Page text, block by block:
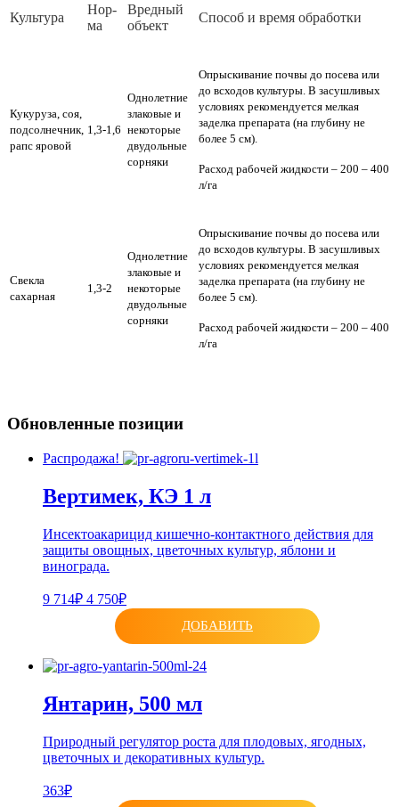
Куль­ту­ра
Нор­
ма
Вред­ный
объ­ект
Спо­соб и вре­мя об­ра­бот­ки
Кукуруза, соя,
подсолнечник,
рапс яровой
1,3-1,6
Однолетние
злаковые и
некоторые
двудольные
сорняки
Опрыскивание почвы до посева или
до всходов культуры. В засушливых
условиях рекомендуется мелкая
заделка препарата (на глубину не
более 5 см).
Расход рабочей жидкости – 200 – 400
л/га
Свекла
сахарная
1,3-2
Однолетние
злаковые и
некоторые
двудольные
сорняки
Опрыскивание почвы до посева или
до всходов культуры. В засушливых
условиях рекомендуется мелкая
заделка препарата (на глубину не
более 5 см).
Расход рабочей жидкости – 200 – 400
л/га
Обновленные позиции
Распродажа!
Вертимек, КЭ 1 л
Инсектоакарицид кишечно-контактного действия для
защиты овощных, цветочных культур, яблони и
винограда.
9 714₽ 4 750₽
ДОБАВИТЬ
Янтарин, 500 мл
Природный регулятор роста для плодовых, ягодных,
цветочных и декоративных культур.
363₽